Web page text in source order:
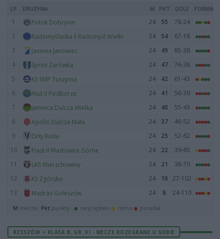
LP DRUŻYNA M PKT GOLE FORMA
1 Potok Dobrynin 24 55
78-24
2
Radomyślanka II Radomyśl Wielki 24 54
67-18
3
Janovia Janowiec 24 49
85-38
4
Sprint Żarówka 24 47
76-38
5
KS SMP Tuszyma 24 42
61-43
6
Atut II Podborze 24 41
56-39
7
Jamnica Dulcza Wielka 24 40
55-43
8
Apollo Dulcza Mała 24 37
46-52
9
Orły Ruda 24 25
52-62
10
Piast II Wadowice Górne 24 22
39-65
11
LKS Wierzchowiny 24 21
38-70
12
KS Zgórsko 24 10 27-102
13
Madras Goleszów 24 8 24-110
M mecze, Pkt punkty · zwycięstwo remis porażka
RZESZÓW > KLASA B, GR. VI - MECZE ROZEGRANE U SIEBIE